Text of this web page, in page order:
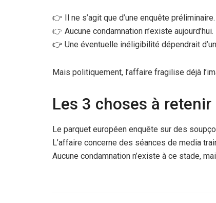
👉 Il ne s’agit que d’une enquête préliminaire.
👉 Aucune condamnation n’existe aujourd’hui.
👉 Une éventuelle inéligibilité dépendrait
Mais politiquement, l’affaire fragilise déjà
Les 3 choses à retenir
Le parquet européen enquête sur des
L’affaire concerne des séances de media
Aucune condamnation n’existe à ce stade,